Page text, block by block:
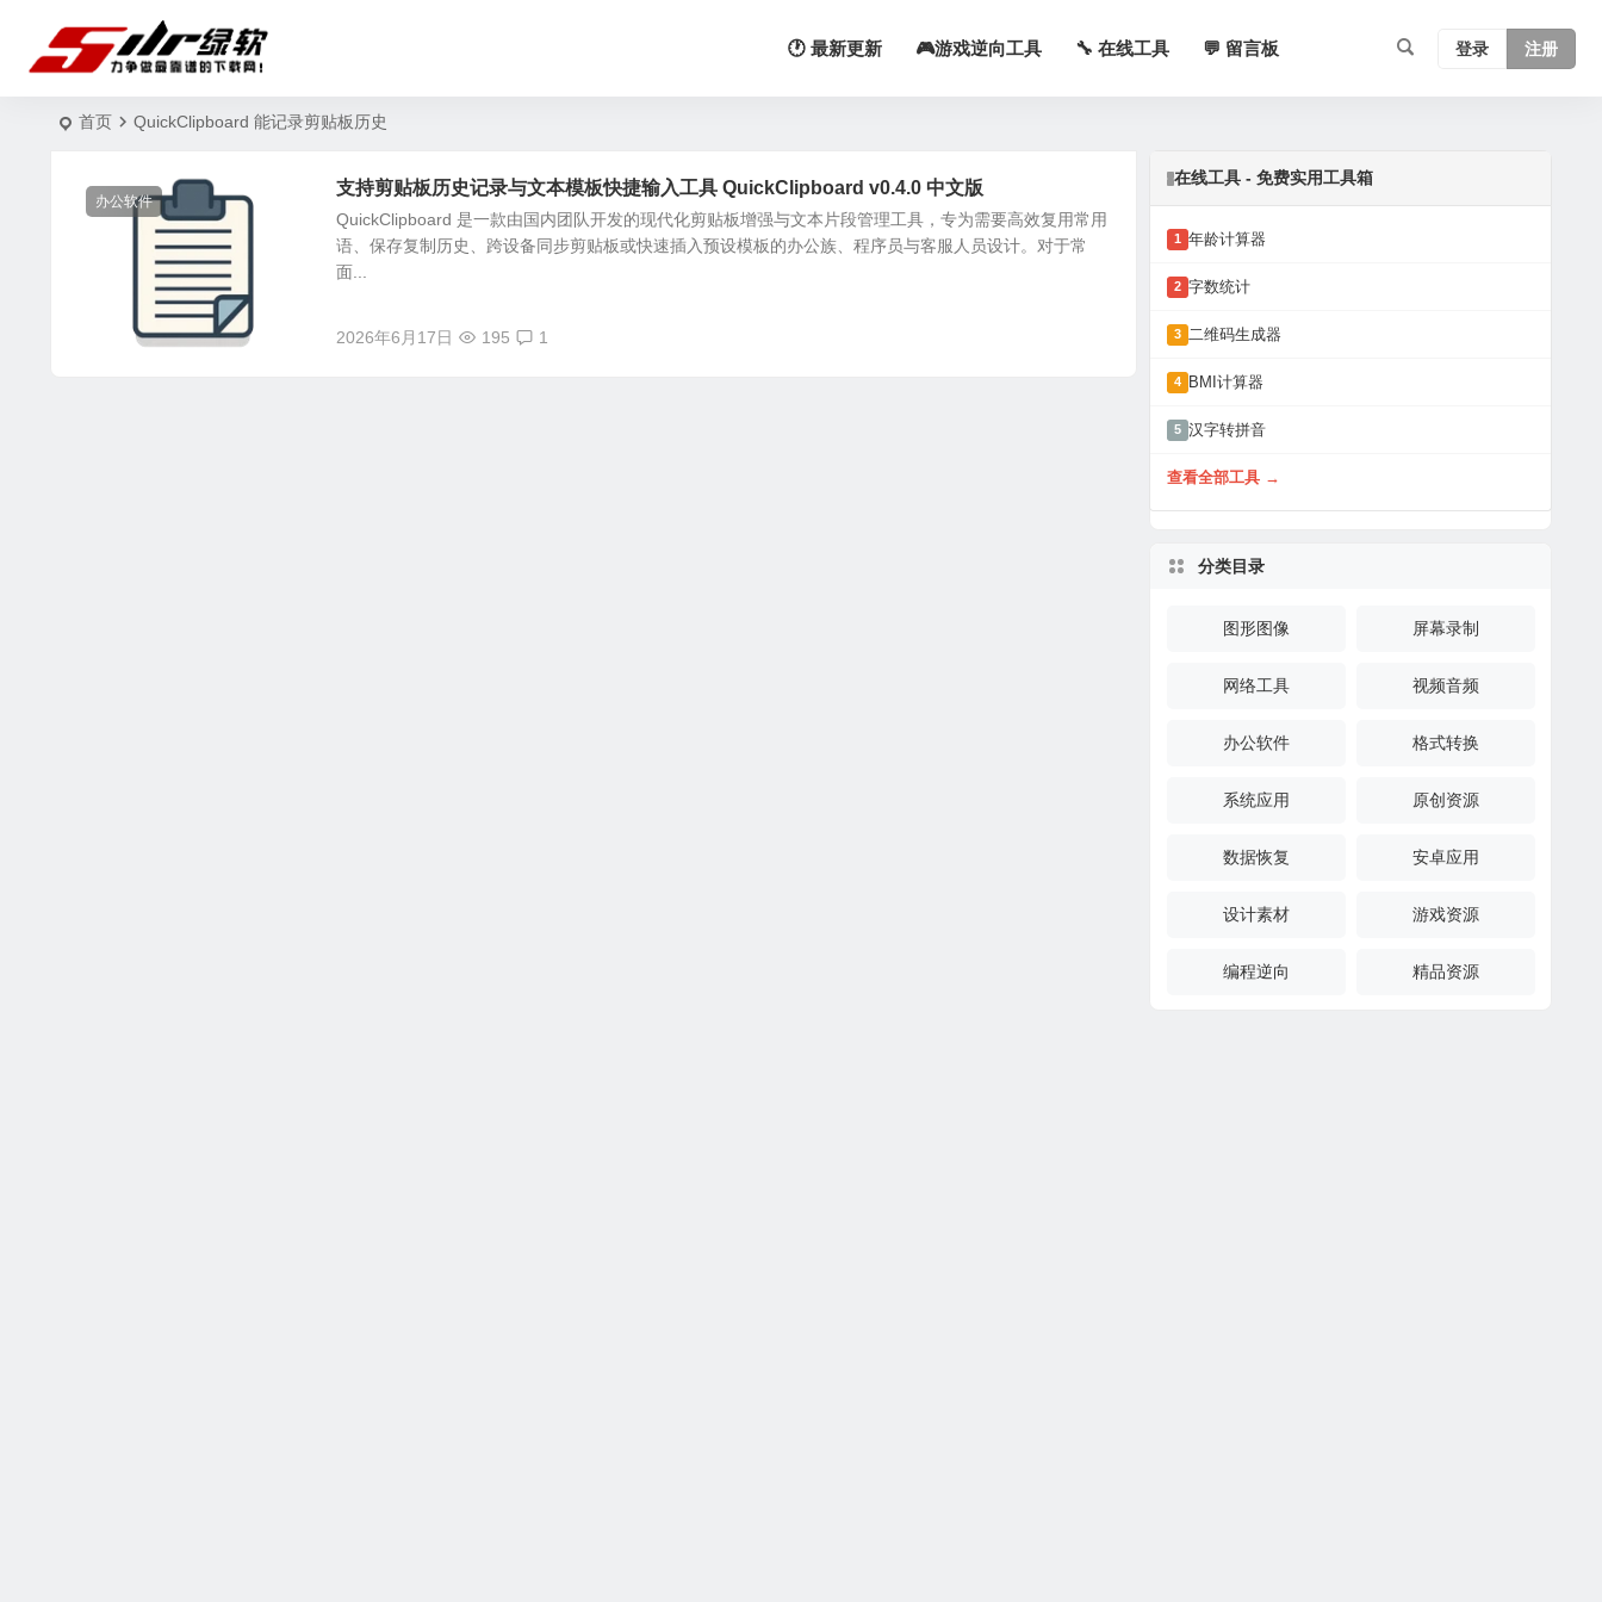
🕐 最新更新 🎮游戏逆向工具 🔧 在线工具 💬 留言板 登录 注册
首页 QuickClipboard 能记录剪贴板历史
办公软件
支持剪贴板历史记录与文本模板快捷输入工具 QuickClipboard v0.4.0 中文版
QuickClipboard 是一款由国内团队开发的现代化剪贴板增强与文本片段管理工具，专为需要高效复用常用
语、保存复制历史、跨设备同步剪贴板或快速插入预设模板的办公族、程序员与客服人员设计。对于常
面...
2026年6月17日 195 1
在线工具 - 免费实用工具箱
1 年龄计算器
2 字数统计
3 二维码生成器
4 BMI计算器
5 汉字转拼音
查看全部工具 →
分类目录
图形图像 屏幕录制
网络工具 视频音频
办公软件 格式转换
系统应用 原创资源
数据恢复 安卓应用
设计素材 游戏资源
编程逆向 精品资源